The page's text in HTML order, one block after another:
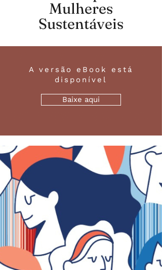
Mulheres
Sustentáveis
A versão eBook está
disponível
Baixe aqui